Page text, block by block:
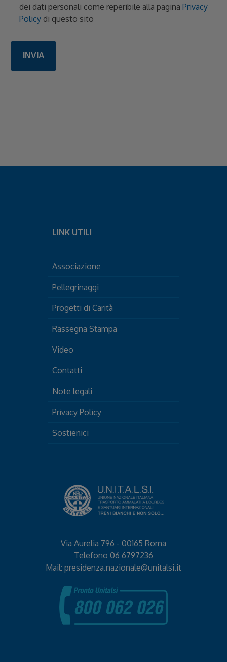
dei dati personali come reperibile alla paginaPrivacy
Policy di questo sito
LINK UTILI
Associazione
Pellegrinaggi
Progetti di Carità
Rassegna Stampa
Video
Contatti
Note legali
Privacy Policy
Sostienici
Via Aurelia 796 - 00165 Roma
Telefono 06 6797236
Mail: presidenza.nazionale@unitalsi.it